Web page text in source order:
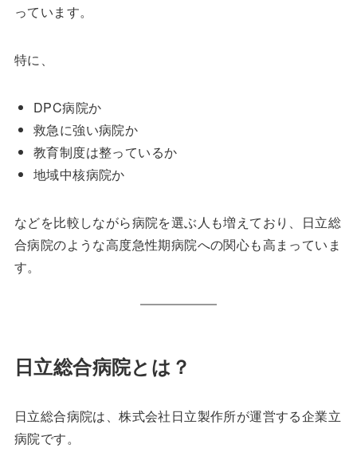
っています。
特に、
DPC病院か
救急に強い病院か
教育制度は整っているか
地域中核病院か
などを比較しながら病院を選ぶ人も増えており、日立総
合病院のような高度急性期病院への関心も高まっていま
す。
日立総合病院とは？
日立総合病院は、株式会社日立製作所が運営する企業立
病院です。